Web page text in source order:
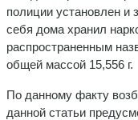
полиции установлен и
себя дома хранил
распространенным
общей массой 15,556 г.
По данному факту
данной статьи